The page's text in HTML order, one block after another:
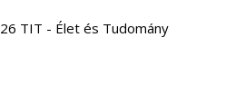
TIT - Élet és Tudomány